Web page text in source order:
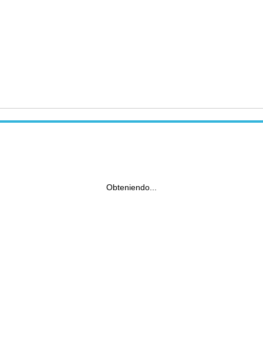
Obteniendo...